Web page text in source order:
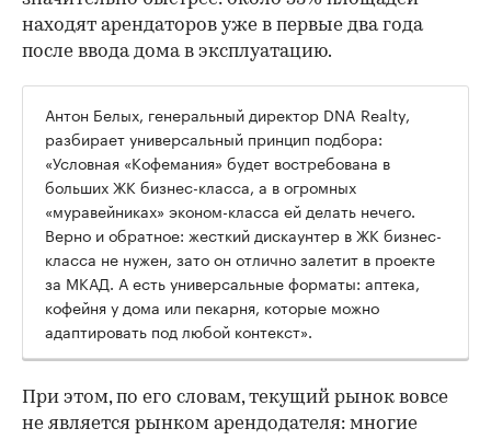
находят арендаторов уже в первые два года
после ввода дома в эксплуатацию.
Антон Белых, генеральный директор DNA Realty,
разбирает универсальный принцип подбора:
«Условная «Кофемания» будет востребована в
больших ЖК бизнес-класса, а в огромных
«муравейниках» эконом-класса ей делать нечего.
Верно и обратное: жесткий дискаунтер в ЖК бизнес-
класса не нужен, зато он отлично залетит в проекте
за МКАД. А есть универсальные форматы: аптека,
кофейня у дома или пекарня, которые можно
адаптировать под любой контекст».
При этом, по его словам, текущий рынок вовсе
не является рынком арендодателя: многие